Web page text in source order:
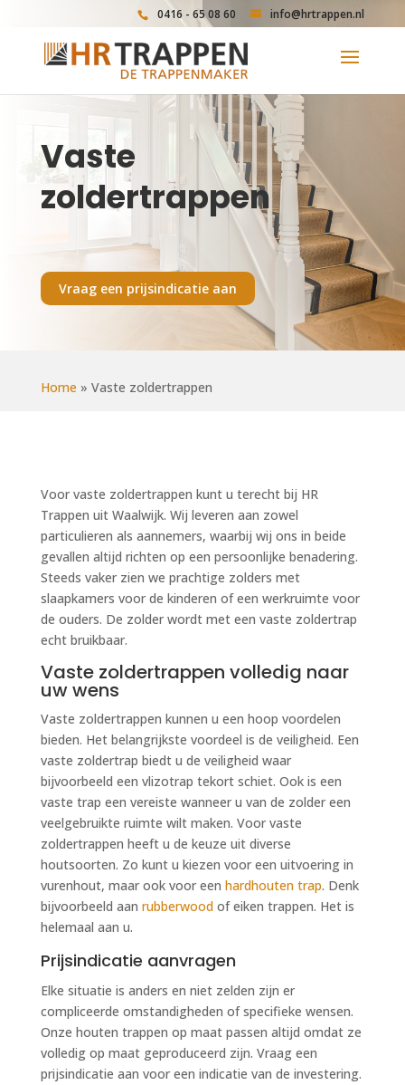
0416 - 65 08 60 info@hrtrappen.nl
Vaste
zoldertrappen
Vraag een prijsindicatie aan
Home » Vaste zoldertrappen
Voor vaste zoldertrappen kunt u terecht bij HR
Trappen uit Waalwijk. Wij leveren aan zowel
particulieren als aannemers, waarbij wij ons in beide
gevallen altijd richten op een persoonlijke benadering.
Steeds vaker zien we prachtige zolders met
slaapkamers voor de kinderen of een werkruimte voor
de ouders. De zolder wordt met een vaste zoldertrap
echt bruikbaar.
Vaste zoldertrappen volledig naar
uw wens
Vaste zoldertrappen kunnen u een hoop voordelen
bieden. Het belangrijkste voordeel is de veiligheid. Een
vaste zoldertrap biedt u de veiligheid waar
bijvoorbeeld een vlizotrap tekort schiet. Ook is een
vaste trap een vereiste wanneer u van de zolder een
veelgebruikte ruimte wilt maken. Voor vaste
zoldertrappen heeft u de keuze uit diverse
houtsoorten. Zo kunt u kiezen voor een uitvoering in
vurenhout, maar ook voor een hardhouten trap. Denk
bijvoorbeeld aan rubberwoodof eiken trappen. Het is
helemaal aan u.
Prijsindicatie aanvragen
Elke situatie is anders en niet zelden zijn er
compliceerde omstandigheden of specifieke wensen.
Onze houten trappen op maat passen altijd omdat ze
volledig op maat geproduceerd zijn. Vraag een
prijsindicatie aan voor een indicatie van de investering.